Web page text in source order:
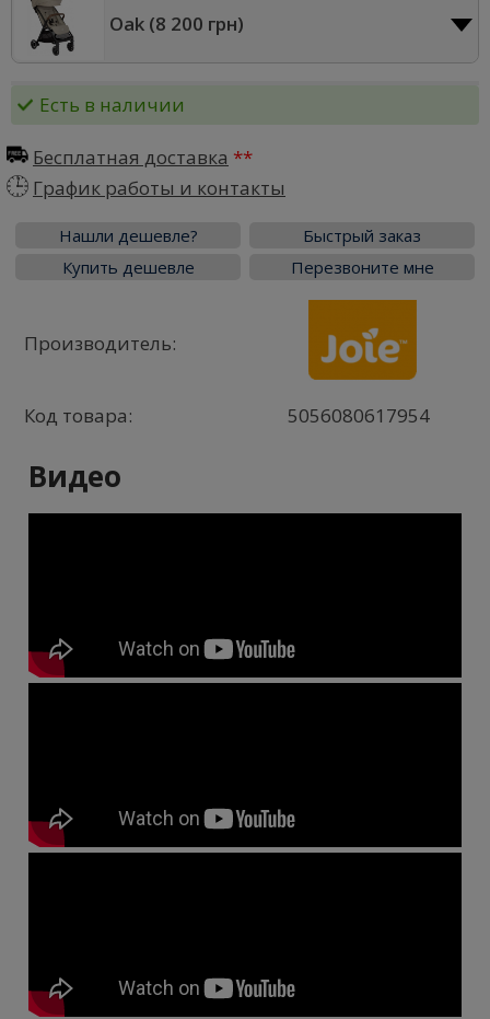
Oak (8 200 грн)
Есть в наличии
Бесплатная доставка
График работы и контакты
Нашли дешевле?
Быстрый заказ
Купить дешевле
Перезвоните мне
Производитель:
Код товара: 5056080617954
Видео